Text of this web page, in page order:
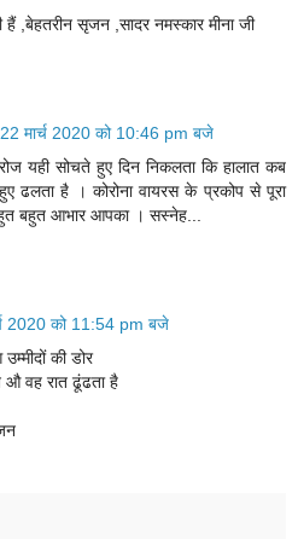
,बेहतरीन सृजन ,सादर नमस्कार मीना जी
22 मार्च 2020 को 10:46 pm बजे
यही सोचते हुए दिन निकलता कि हालात कब
ढलता है । कोरोना वायरस के प्रकोप से पूरा
बहुत आभार आपका । सस्नेह...
2020 को 11:54 pm बजे
की डोर
औ वह रात ढूंढता है